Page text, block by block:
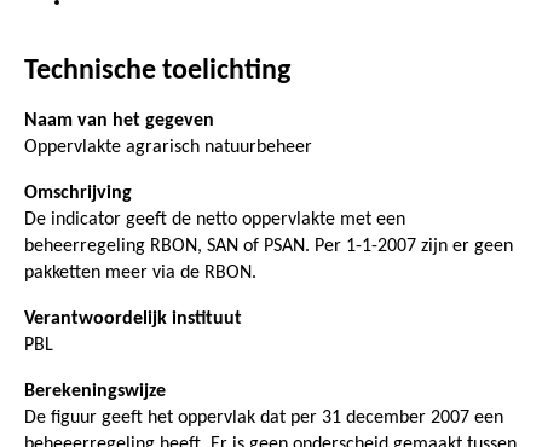
Technische toelichting
Naam van het gegeven
Oppervlakte agrarisch natuurbeheer
Omschrijving
De indicator geeft de netto oppervlakte met een
beheerregeling RBON, SAN of PSAN. Per 1-1-2007 zijn er geen
pakketten meer via de RBON.
Verantwoordelijk instituut
PBL
Berekeningswijze
De figuur geeft het oppervlak dat per 31 december 2007 een